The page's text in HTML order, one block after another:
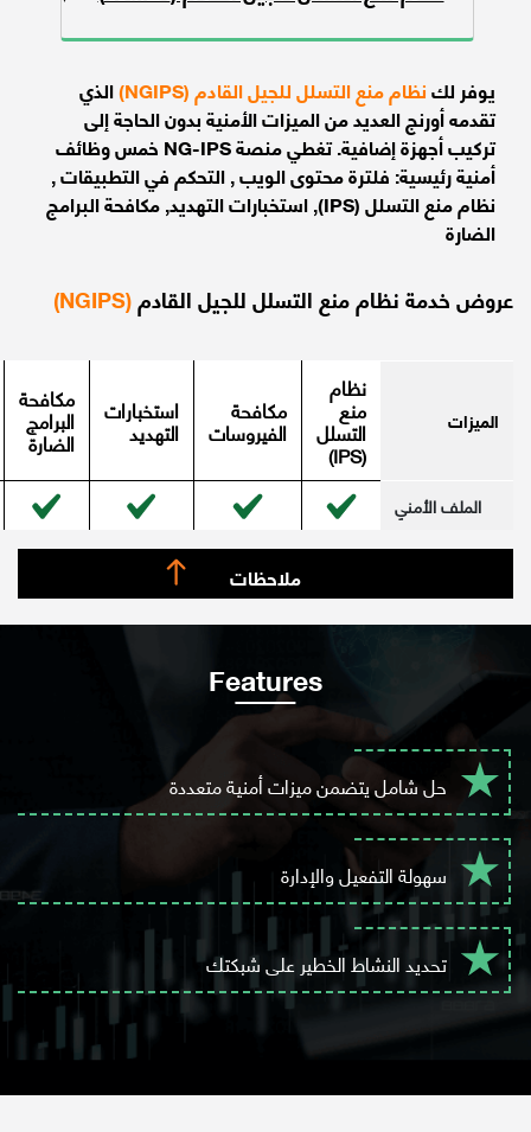
يوفر لكنظام منع التسلل للجيل القادم (NGIPS)
الذي
تقدمه أورنج العديد من الميزات الأمنية بدون الحاجة إلى
تركيب أجهزة إضافية. تغطي منصة NG-IPS خمس وظائف
أمنية رئيسية: فلترة محتوى الويب , التحكم في التطبيقات ,
نظام منع التسلل (IPS), استخبارات التهديد, مكافحة البرامج
الضارة
عروض خدمة نظام منع التسلل للجيل القادم(NGIPS)
الميزات
نظام
منع
التسلل
(IPS)
مكافحة
الفيروسات
استخبارات
التهديد
مكافحة
البرامج
الضارة
الملف الأمني
ملاحظات
Features
حل شامل يتضمن ميزات أمنية متعددة
سهولة التفعيل والإدارة
تحديد النشاط الخطير على شبكتك